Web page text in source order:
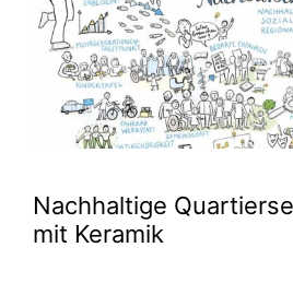
Nachhaltige
mit Keramik